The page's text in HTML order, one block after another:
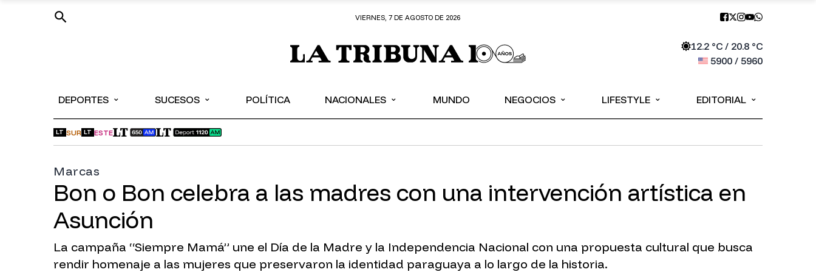
VIERNES, 7 DE AGOSTO DE 2026
12.2°C / 20.8°C
5900/ 5960
DEPORTES ⌄ SUCESOS ⌄ POLÍTICA NACIONALES ⌄ MUNDO NEGOCIOS ⌄ LIFESTYLE ⌄ EDITORIAL ⌄
LT SUR LT ESTE
Marcas
Bon o Bon celebra a las madres con una intervención artística en
Asunción
La campaña “Siempre Mamá” une el Día de la Madre y la Independencia Nacional con una propuesta cultural que busca
rendir homenaje a las mujeres que preservaron la identidad paraguaya a lo largo de la historia.